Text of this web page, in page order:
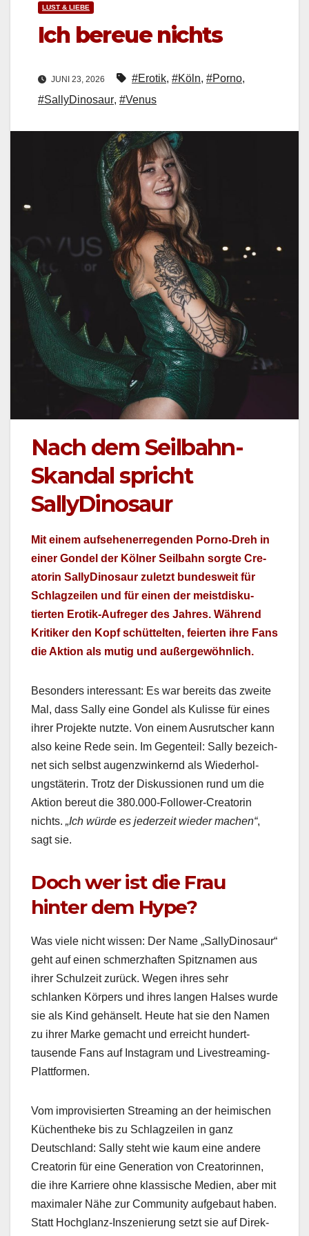
LUST & LIEBE
Ich bereue nichts
JUNI 23, 2026 #Erotik, #Köln, #Porno,
#SallyDinosaur, #Venus
Nach dem Seilbahn-
Skandal spricht
SallyDinosaur
Mit einem auf­se­hen­erre­gen­den Porno-Dreh in
ein­er Gondel der Köl­ner Seil­bahn sorgte Cre­
atorin Sal­ly­Di­nosaur zulet­zt bun­desweit für
Schlagzeilen und für einen der meist­disku­
tierten Erotik-Aufreger des Jahres. Während
Kri­tik­er den Kopf schüt­tel­ten, feierten ihre Fans
die Aktion als mutig und außergewöhn­lich.
Beson­ders inter­es­sant: Es war bere­its das zweite
Mal, dass Sal­ly eine Gondel als Kulisse für eines
ihrer Pro­jek­te nutzte. Von einem Aus­rutsch­er kann
also keine Rede sein. Im Gegen­teil: Sal­ly beze­ich­
net sich selb­st augen­zwinkernd als Wieder­hol­
ungstä­terin. Trotz der Diskus­sio­nen rund um die
Aktion bereut die 380.000-Follower-Creatorin
nichts. „Ich würde es jed­erzeit wieder machen“,
sagt sie.
Doch wer ist die Frau
hinter dem Hype?
Was viele nicht wis­sen: Der Name „Sal­ly­Di­nosaur“
geht auf einen schmerzhaften Spitz­na­men aus
ihrer Schulzeit zurück. Wegen ihres sehr
schlanken Kör­pers und ihres lan­gen Halses wurde
sie als Kind gehänselt. Heute hat sie den Namen
zu ihrer Marke gemacht und erre­icht hun­dert­
tausende Fans auf Insta­gram und Livestream­ing-
Plat­tfor­men.
Vom impro­visierten Stream­ing an der heimis­chen
Küchen­theke bis zu Schlagzeilen in ganz
Deutsch­land: Sal­ly ste­ht wie kaum eine andere
Cre­atorin für eine Gen­er­a­tion von Cre­atorin­nen,
die ihre Kar­riere ohne klas­sis­che Medi­en, aber mit
max­i­maler Nähe zur Com­mu­ni­ty aufge­baut haben.
Statt Hochglanz-Insze­nierung set­zt sie auf Direk­